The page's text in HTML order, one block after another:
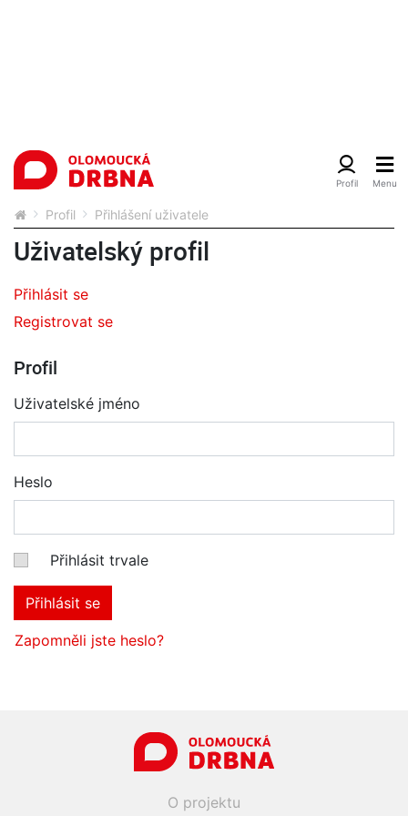
Profil Přihlášení uživatele
Uživatelský profil
Přihlásit se
Registrovat se
Profil
Uživatelské jméno
Heslo
Přihlásit trvale
Přihlásit se
Zapomněli jste heslo?
O projektu